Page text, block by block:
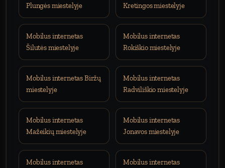
Plungės miestelyje
Kretingos miestelyje
Mobilus internetas
Šilutės miestelyje
Mobilus internetas
Rokiškio miestelyje
Mobilus internetas Biržų
miestelyje
Mobilus internetas
Radviliškio miestelyje
Mobilus internetas
Mažeikių miestelyje
Mobilus internetas
Jonavos miestelyje
Mobilus internetas
Mobilus internetas